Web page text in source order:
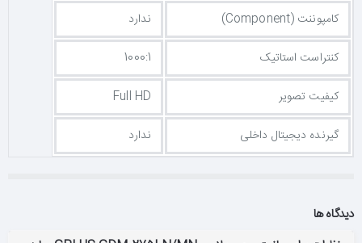
کامپوننت (Component)
ندارد
کنتراست استاتیک
1000:1
کیفیت تصویر
Full HD
گیرنده دیجیتال داخلی
ندارد
دیدگاه ها